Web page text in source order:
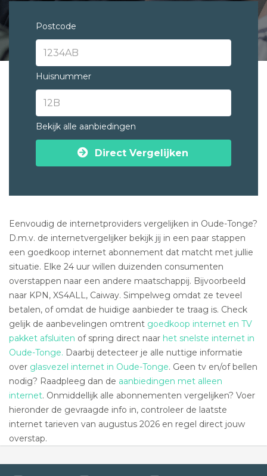
Postcode
Huisnummer
Bekijk alle aanbiedingen
Direct Vergelijken
Eenvoudig de internetproviders vergelijken in Oude-Tonge?
D.m.v. de internetvergelijker bekijk jij in een paar stappen
een goedkoop internet abonnement dat matcht met jullie
situatie. Elke 24 uur willen duizenden consumenten
overstappen naar een andere maatschappij. Bijvoorbeeld
naar KPN, XS4ALL, Caiway. Simpelweg omdat ze teveel
betalen, of omdat de huidige aanbieder te traag is. Check
gelijk de aanbevelingen omtrent goedkoop internet en TV
pakket afsluiten of spring direct naar het snelste internet in
Oude-Tonge. Daarbij detecteer je alle nuttige informatie
over glasvezel internet in Oude-Tonge. Geen tv en/of bellen
nodig? Raadpleeg dan de aanbiedingen met alleen
internet. Onmiddellijk alle abonnementen vergelijken? Voer
hieronder de gevraagde info in, controleer de laatste
internet tarieven van augustus 2026 en regel direct jouw
overstap.